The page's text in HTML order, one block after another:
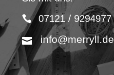
07121 / 9294977
info@merryll.de